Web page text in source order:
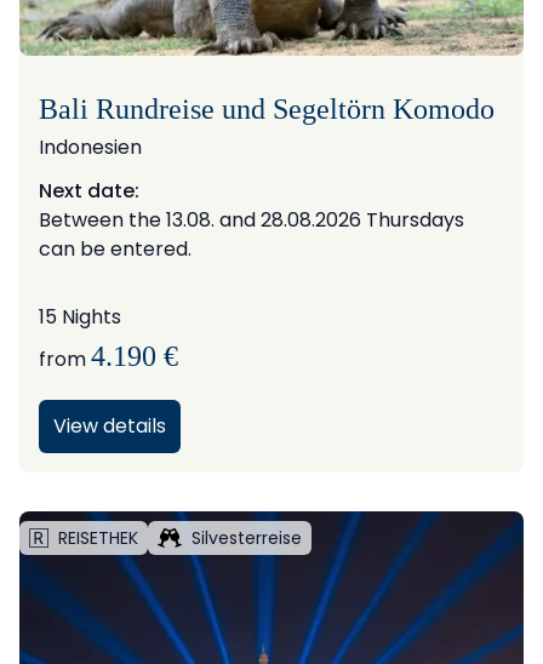
Bali Rundreise und Segeltörn Komodo
Indonesien
Next date:
Between the 13.08. and 28.08.2026 Thursdays
can be entered.
15 Nights
from4.190 €
View details
REISETHEK Silvesterreise